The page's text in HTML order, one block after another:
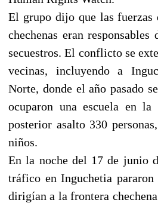
El grupo dijo que las fuerzas
chechenas eran
secuestros. El conflicto se
vecinas, incluyendo a
Norte, donde el año pasado
ocuparon una escuela en
posterior asalto 330
niños.
En la noche del 17 de junio
tráfico en Inguchetia pararon
dirigían a la frontera